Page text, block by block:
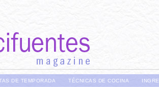
DE TEMPORADA TÉCNICAS DE COCINA